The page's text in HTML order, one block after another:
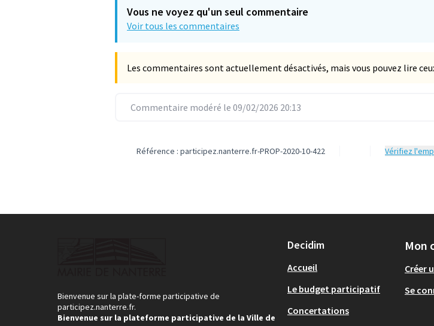
Vous ne voyez qu'un seul commentaire
Voir tous les commentaires
Les commentaires sont actuellement désactivés, mais vous pouvez lire
Commentaire modéré le 09/02/2026 20:13
Référence : participez.nanterre.fr-PROP-2020-10-422 Vérifiez
Bienvenue sur la plate-forme participative de
participez.nanterre.fr.
Bienvenue sur la plateforme participative de la Ville de
Decidim
Accueil
Le budget participatif
Concertations
Mon
Créer
Se